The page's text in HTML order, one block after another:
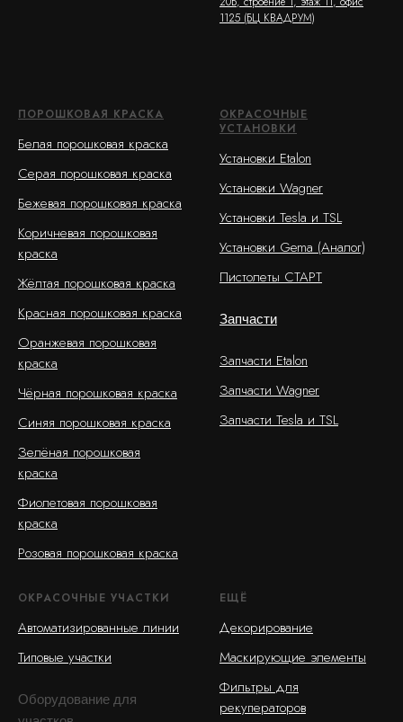
1125 (БЦ КВАДРУМ)
ПОРОШКОВАЯ КРАСКА
Белая порошковая краска
Серая порошковая краска
Бежевая порошковая краска
Коричневая порошковая
краска
Жёлтая порошковая краска
Красная порошковая краска
Оранжевая порошковая
краска
Чёрная порошковая краска
Синяя порошковая краска
Зелёная порошковая
краска
Фиолетовая порошковая
краска
Розовая порошковая краска
ОКРАСОЧНЫЕ
УСТАНОВКИ
Установки Etalon
Установки Wagner
Установки Tesla и TSL
Установки Gema (Аналог)
Пистолеты СТАРТ
Запчасти
Запчасти Etalon
Запчасти Wagner
Запчасти Tesla и TSL
ОКРАСОЧНЫЕ УЧАСТКИ
Автоматизированные линии
Типовые участки
Оборудование для
ЕЩЁ
Декорирование
Маскирующие элементы
Фильтры для
рекуператоров